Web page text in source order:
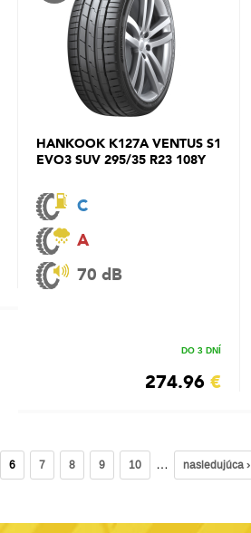
HANKOOK K127A VENTUS S1
EVO3 SUV 295/35 R23 108Y
C
A
70 dB
DO 3 DNÍ
274.96 €
6 7 8 9 10 … nasledujúca ›